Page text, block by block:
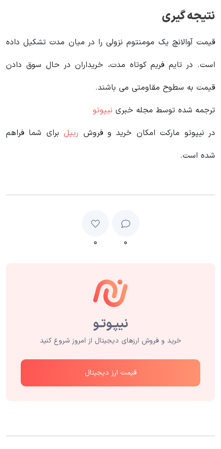
نتیجه گیری
قیمت آوالانچ یک مومنتوم نزولی را در میان مدت تشکیل داده
است. در تایم فریم کوتاه مدت، خریداران در حال سوق دادن
قیمت به سطوح مقاومتی می باشند.
ترجمه شده توسط مجله خبری نیپوتو
در نیپوتو مارکت امکان خرید و فروش ریپلبرای شما فراهم
شده است.
۰ ۰
خرید و فروش ارزهای دیجیتال از امروز شروع کنید
قیمت ارز دیجیتال